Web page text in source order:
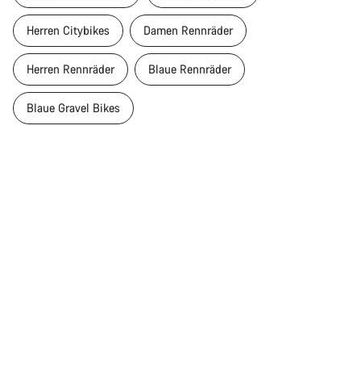
Herren Citybikes Damen Rennräder
Herren Rennräder Blaue Rennräder
Blaue Gravel Bikes